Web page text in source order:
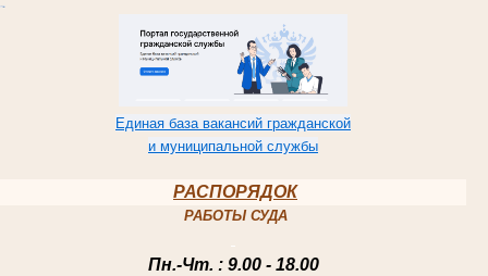
Единая база вакансий гражданской
и муниципальной службы
РАСПОРЯДОК
РАБОТЫ СУДА
Пн.-Чт. : 9.00 - 18.00